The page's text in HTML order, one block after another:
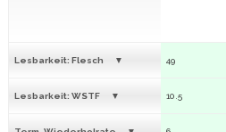
Lesbarkeit: Flesch 49
Lesbarkeit: WSTF 10.5